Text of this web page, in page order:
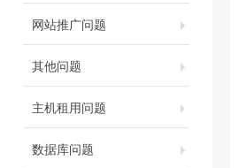
网站推广问题
其他问题
主机租用问题
数据库问题